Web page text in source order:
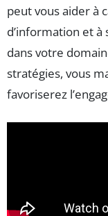
peut vous aider à
d’information et
dans votre
stratégies, vous
favoriserez